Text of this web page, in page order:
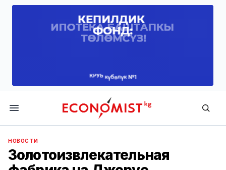
Economist.kg
НОВОСТИ
Золотоизвлекательная